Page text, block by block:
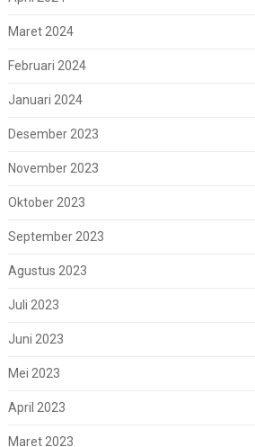
Maret 2024
Februari 2024
Januari 2024
Desember 2023
November 2023
Oktober 2023
September 2023
Agustus 2023
Juli 2023
Juni 2023
Mei 2023
April 2023
Maret 2023